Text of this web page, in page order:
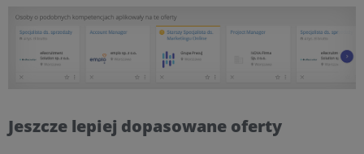
Jeszcze lepiej dopasowane oferty